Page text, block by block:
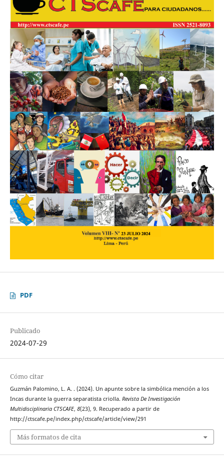
PDF
Publicado
2024-07-29
Cómo citar
Guzmán Palomino, L. A. . (2024). Un apunte sobre la simbólica mención a los
Incas durante la guerra separatista criolla. Revista De Investigación
Multidisciplinaria CTSCAFE, 8(23), 9. Recuperado a partir de
http://ctscafe.pe/index.php/ctscafe/article/view/291
Más formatos de cita